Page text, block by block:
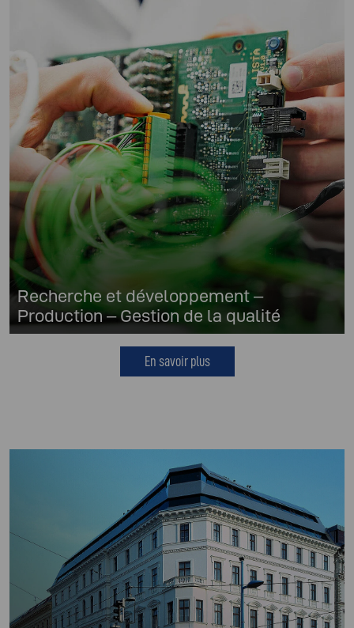
Recherche et développement –
Production – Gestion de la qualité
En savoir plus